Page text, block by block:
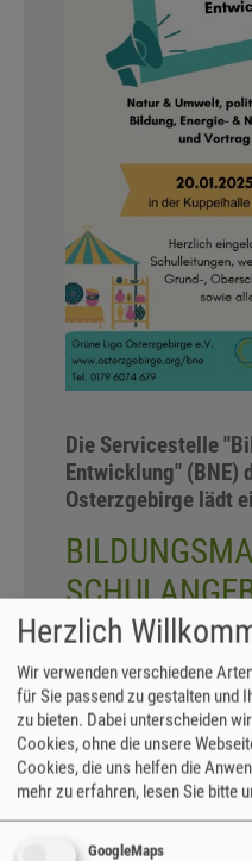
Die Servicestelle
Entwicklung" (BNE)
Osterzgebirge lädt
20.1.25 IN
Eine stärkere
Akteure untereinander
ein wichtiges
deshalb derZweite
Kuppelhalle Tharandt
Herzlich
Wir verwenden verschiedene
für Sie passend zu gestalten und
zu bieten. Dabei unterscheiden
Cookies, ohne die unsere
Cookies, die uns helfen die
mehr zu erfahren, lesen Sie bitte
GoogleMaps